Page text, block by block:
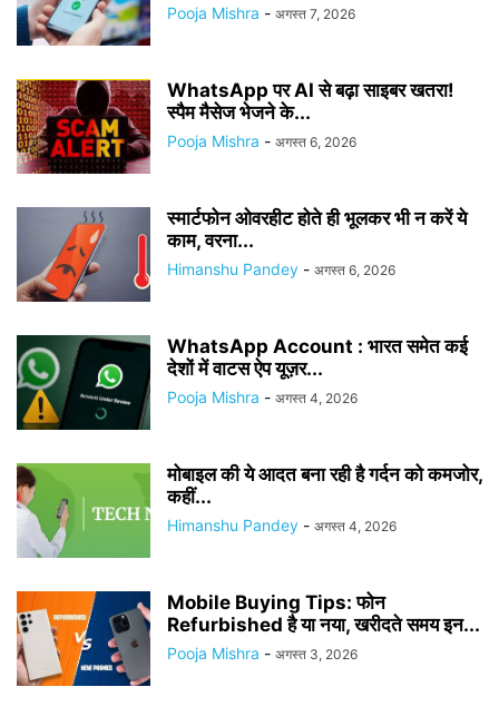
Pooja Mishra - अगस्त 7, 2026
WhatsApp पर AI से बढ़ा साइबर खतरा!
स्पैम मैसेज भेजने के...
Pooja Mishra - अगस्त 6, 2026
स्मार्टफोन ओवरहीट होते ही भूलकर भी न करें ये
काम, वरना...
Himanshu Pandey - अगस्त 6, 2026
WhatsApp Account : भारत समेत कई
देशों में वाटस ऐप यूज़र...
Pooja Mishra - अगस्त 4, 2026
मोबाइल की ये आदत बना रही है गर्दन को कमजोर,
कहीं...
Himanshu Pandey - अगस्त 4, 2026
Mobile Buying Tips: फोन
Refurbished है या नया, खरीदते समय इन...
Pooja Mishra - अगस्त 3, 2026